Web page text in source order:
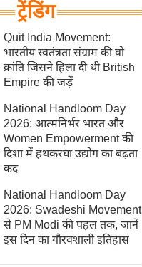
जगत
जगत
समीक्षा
ट्रेंडिंग
Quit India Movement:
भारतीय स्वतंत्रता संग्राम की वो
क्रांति जिसने हिला दी थी British
Empire की जड़ें
National Handloom Day
2026: आत्मनिर्भर भारत और
Women Empowerment की
दिशा में हथकरघा उद्योग का बढ़ता
कद
National Handloom Day
2026: Swadeshi Movement
से PM Modi की पहल तक, जानें
इस दिन का गौरवशाली इतिहास